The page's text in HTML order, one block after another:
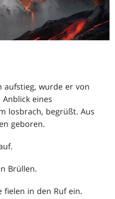
aufstieg, wurde er von
eines
losbrach, begrüßt. Aus
geboren.
Brüllen.
fielen in den Ruf ein.